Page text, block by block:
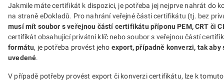
Jakmile máte certifikát k dispozici, je potřeba jej nejprve nahrát do
na straně eDokladů. Pro nahrání veřejné části certifikátu (tj. bez
musí mít soubor s veřejnou částí certifikátu příponu PEM, CRT či
certifikát obsahující privátní klíč nebo soubor s veřejnou částí
formátu, je potřeba provést jeho export, případně konverzi, tak aby
uvedené.
V případě potřeby provést export či konverzi certifikátu, lze k